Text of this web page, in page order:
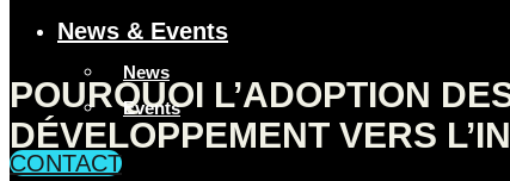
News & Events
News
Events
CONTACT
POURQUOI L’ADOPTION
DÉVELOPPEMENT VERS